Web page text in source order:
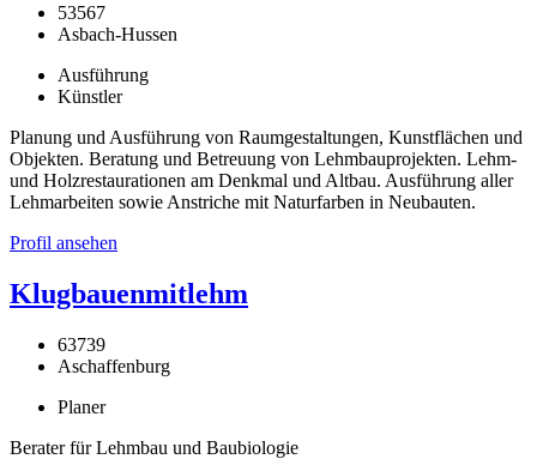
53567
Asbach-Hussen
Ausführung
Künstler
Planung und Ausführung von Raumgestaltungen, Kunstflächen und
Objekten. Beratung und Betreuung von Lehmbauprojekten. Lehm-
und Holzrestaurationen am Denkmal und Altbau. Ausführung aller
Lehmarbeiten sowie Anstriche mit Naturfarben in Neubauten.
Profil ansehen
Klugbauenmitlehm
63739
Aschaffenburg
Planer
Berater für Lehmbau und Baubiologie